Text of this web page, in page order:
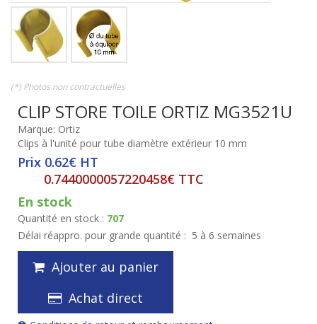
(*) Photos non contractuelles
CLIP STORE TOILE ORTIZ MG3521U
Marque: Ortiz
Clips à l'unité pour tube diamètre extérieur 10 mm
Prix 0.62€ HT
0.7440000057220458€ TTC
En stock
Quantité en stock : 707
Délai réappro. pour grande quantité : 5 à 6 semaines
Ajouter au panier
Achat direct